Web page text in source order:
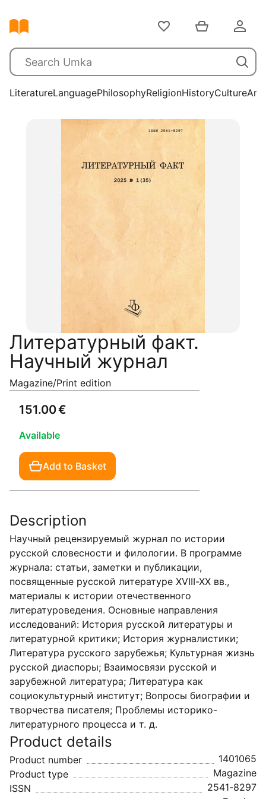
LiteratureLanguagePhilosophyReligionHistoryCultureArts
Литературный факт.
Научный журнал
Magazine/Print edition
151.00 €
Available
Add to Basket
Description
Научный рецензируемый журнал по истории
русской словесности и филологии. В программе
журнала: статьи, заметки и публикации,
посвященные русской литературе XVIII-XX вв.,
материалы к истории отечественного
литературоведения. Основные направления
исследований: История русской литературы и
литературной критики; История журналистики;
Литература русского зарубежья; Культурная жизнь
русской диаспоры; Взаимосвязи русской и
зарубежной литература; Литература как
социокультурный институт; Вопросы биографии и
творчества писателя; Проблемы историко-
литературного процесса и т. д.
Product details
Product number
1401065
Product type
Magazine
ISSN
2541-8297